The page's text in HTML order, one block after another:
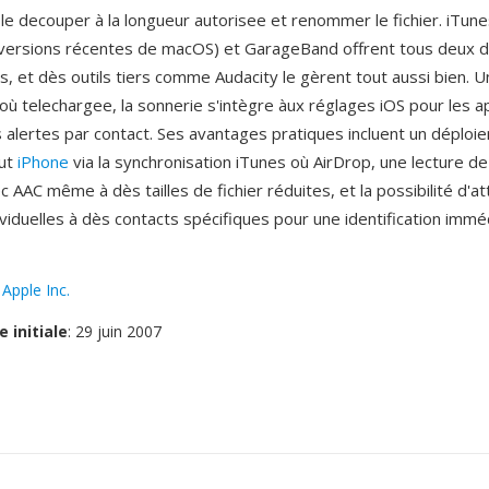
le decouper à la longueur autorisee et renommer le fichier.
récentes de macOS) et GarageBand offrent tous deux
et dès outils tiers comme Audacity le gèrent tout aussi bien.
telechargee, la sonnerie s'intègre àux réglages iOS pour les
par contact. Ses avantages pratiques incluent un
iPhone via la synchronisation iTunes où AirDrop, une lecture
AAC même à dès tailles de fichier réduites, et la possibilité
à dès contacts spécifiques pour une identification
Apple Inc.
initiale: 29 juin 2007